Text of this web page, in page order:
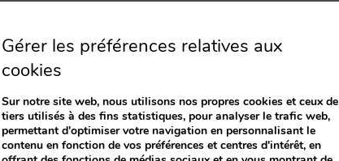
en un clic et sans avoir besoin
technologie, il a ajouté une strate de
pour accompagner les hôteliers dans
toutes leurs questions, en plus de
Tout ce cocktail de produit et
nombre d’hôtels qui se sont mis à
Gérer les préférences relatives aux
cookies
Sur notre site web, nous utilisons nos propres cookies et ceux de
tiers utilisés à des fins statistiques, pour analyser le trafic web,
permettant d'optimiser votre navigation en personnalisant le
contenu en fonction de vos préférences et centres d'intérêt, en